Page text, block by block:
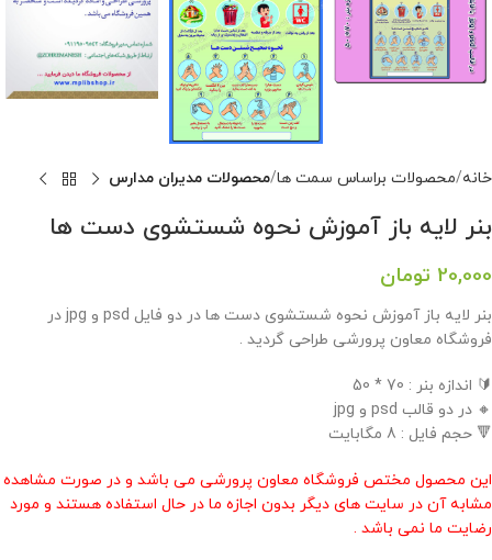
خانه محصولات براساس سمت ها محصولات مدیران مدارس
بنر لایه باز آموزش نحوه شستشوی دست ها
20,000 تومان
بنر لایه باز آموزش نحوه شستشوی دست ها در دو فایل psd و jpg در
فروشگاه معاون پرورشی طراحی گردید .
🔰 اندازه بنر : 70 * 50
🔸 در دو قالب psd و jpg
🔻 حجم فایل : 8 مگابایت
این محصول مختص فروشگاه معاون پرورشی می باشد و در صورت مشاهده
مشابه آن در سایت های دیگر بدون اجازه ما در حال استفاده هستند و مورد
رضایت ما نمی باشد .